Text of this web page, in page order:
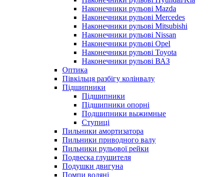
Наконечники рульові Mazda
Наконечники рульові Mercedes
Наконечники рульові Mitsubishi
Наконечники рульові Nissan
Наконечники рульові Opel
Наконечники рульові Toyota
Наконечники рульові ВАЗ
Оптика
Півкільця разбігу колінвалу
Підшипники
Підшипники
Підшипники опорні
Подшипники выжимные
Ступиці
Пильники амортизатора
Пильники приводного валу
Пильники рульової рейки
Подвеска глушителя
Подушки двигуна
Помпи водяні